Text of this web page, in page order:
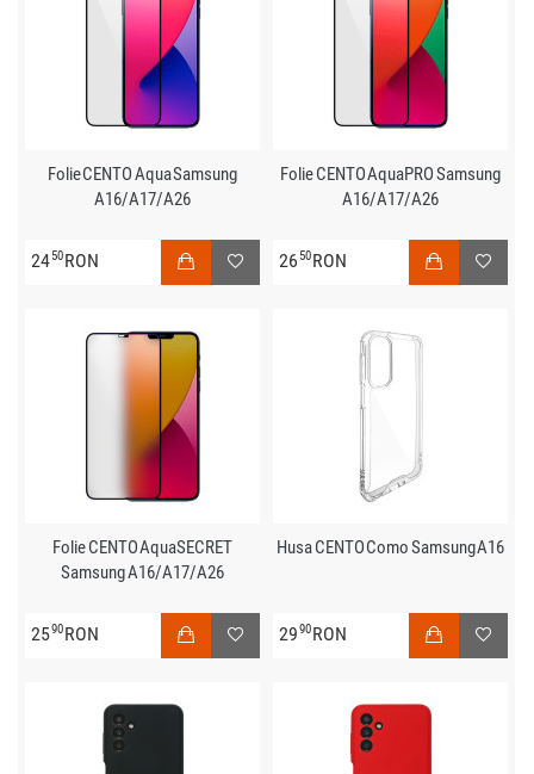
Folie CENTO Aqua Samsung
A16/A17/A26
2450RON
Folie CENTO AquaPRO Samsung
A16/A17/A26
26 50RON
Folie CENTO AquaSECRET
Samsung A16/A17/A26
2590RON
Husa CENTO Como Samsung A16
2990RON